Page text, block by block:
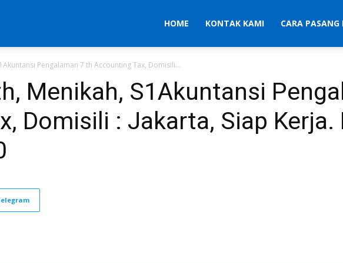
HOME KONTAK KAMI CARA PASANG
Pengalaman 7 th Accounting Tax, Domisili...
Menikah, S1Akuntansi
Domisili : Jakarta, Siap Kerja.